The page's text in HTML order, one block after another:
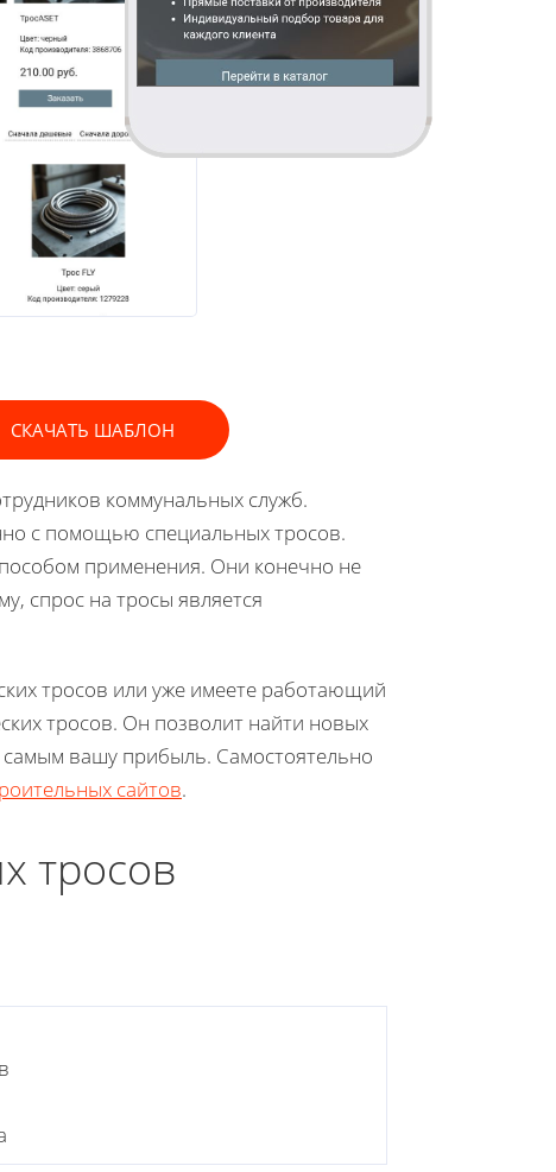
СКАЧАТЬ ШАБЛОН
коммунальных служб.
с помощью специальных тросов.
применения. Они конечно не
спрос на тросы является
тросов или уже имеете работающий
тросов. Он позволит найти новых
вашу прибыль. Самостоятельно
сайтов.
тросов